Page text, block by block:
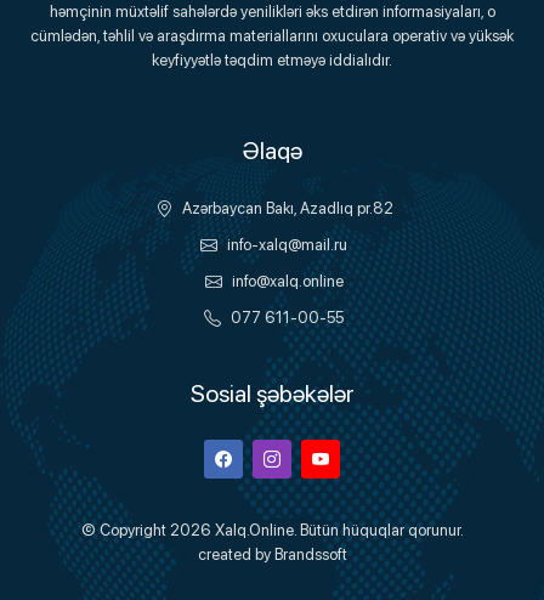
Onlayn Platforma
həmçinin müxtəlif sahələrdə yenilikləri əks etdirən informasiyaları, o
cümlədən, təhlil və araşdırma materiallarını oxuculara operativ və yüksək
keyfiyyətlə təqdim etməyə iddialıdır.
Əlaqə
Azərbaycan Bakı, Azadlıq pr.82
info-xalq@mail.ru
info@xalq.online
077 611-00-55
Sosial şəbəkələr
FacebookInstagramYoutube
© Copyright 2026 Xalq.Online. Bütün hüquqlar qorunur.
created by Brandssoft